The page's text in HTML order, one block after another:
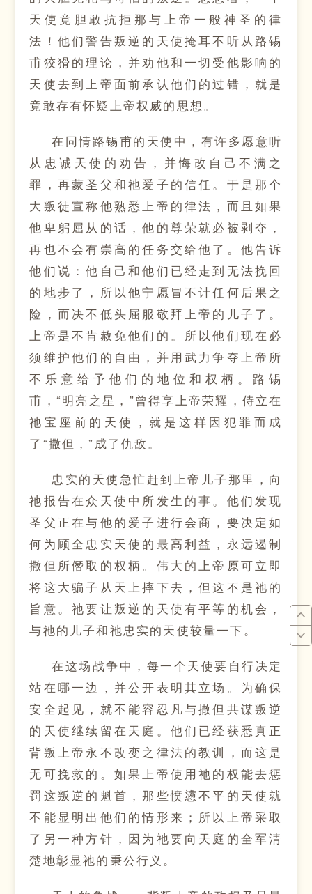
天使竟胆敢抗拒那与上帝一般神圣的律
法！他们警告叛逆的天使掩耳不听从路锡
甫狡猾的理论，并劝他和一切受他影响的
天使去到上帝面前承认他们的过错，就是
竟敢存有怀疑上帝权威的思想。
在同情路锡甫的天使中，有许多愿意听
从忠诚天使的劝告，并悔改自己不满之
罪，再蒙圣父和祂爱子的信任。于是那个
大叛徒宣称他熟悉上帝的律法，而且如果
他卑躬屈从的话，他的尊荣就必被剥夺，
再也不会有崇高的任务交给他了。他告诉
他们说：他自己和他们已经走到无法挽回
的地步了，所以他宁愿冒不计任何后果之
险，而决不低头屈服敬拜上帝的儿子了。
上帝是不肯赦免他们的。所以他们现在必
须维护他们的自由，并用武力争夺上帝所
不乐意给予他们的地位和权柄。路锡
甫，“明亮之星，”曾得享上帝荣耀，侍立在
祂宝座前的天使，就是这样因犯罪而成
了“撒但，”成了仇敌。
忠实的天使急忙赶到上帝儿子那里，向
祂报告在众天使中所发生的事。他们发现
圣父正在与他的爱子进行会商，要决定如
何为顾全忠实天使的最高利益，永远遏制
撒但所僭取的权柄。伟大的上帝原可立即
将这大骗子从天上摔下去，但这不是祂的
旨意。祂要让叛逆的天使有平等的机会，
与祂的儿子和祂忠实的天使较量一下。
在这场战争中，每一个天使要自行决定
站在哪一边，并公开表明其立场。为确保
安全起见，就不能容忍凡与撒但共谋叛逆
的天使继续留在天庭。他们已经获悉真正
背叛上帝永不改变之律法的教训，而这是
无可挽救的。如果上帝使用祂的权能去惩
罚这叛逆的魁首，那些愤懑不平的天使就
不能显明出他们的情形来；所以上帝采取
了另一种方针，因为祂要向天庭的全军清
楚地彰显祂的秉公行义。